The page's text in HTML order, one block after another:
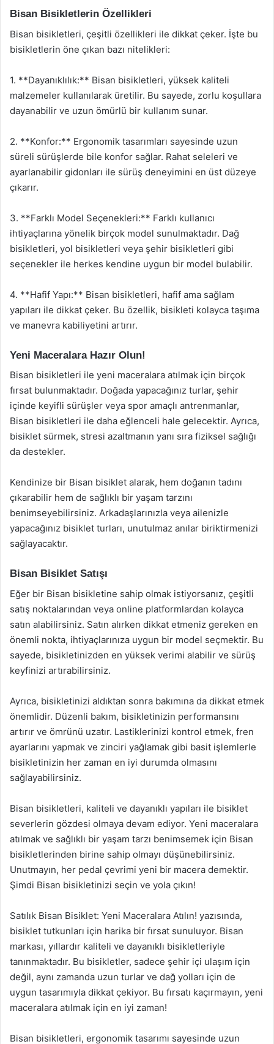
Bisan Bisikletlerin Özellikleri
Bisan bisikletleri, çeşitli özellikleri ile dikkat çeker. İşte bu
bisikletlerin öne çıkan bazı nitelikleri:
1. **Dayanıklılık:** Bisan bisikletleri, yüksek kaliteli
malzemeler kullanılarak üretilir. Bu sayede, zorlu koşullara
dayanabilir ve uzun ömürlü bir kullanım sunar.
2. **Konfor:** Ergonomik tasarımları sayesinde uzun
süreli sürüşlerde bile konfor sağlar. Rahat seleleri ve
ayarlanabilir gidonları ile sürüş deneyimini en üst düzeye
çıkarır.
3. **Farklı Model Seçenekleri:** Farklı kullanıcı
ihtiyaçlarına yönelik birçok model sunulmaktadır. Dağ
bisikletleri, yol bisikletleri veya şehir bisikletleri gibi
seçenekler ile herkes kendine uygun bir model bulabilir.
4. **Hafif Yapı:** Bisan bisikletleri, hafif ama sağlam
yapıları ile dikkat çeker. Bu özellik, bisikleti kolayca taşıma
ve manevra kabiliyetini artırır.
Yeni Maceralara Hazır Olun!
Bisan bisikletleri ile yeni maceralara atılmak için birçok
fırsat bulunmaktadır. Doğada yapacağınız turlar, şehir
içinde keyifli sürüşler veya spor amaçlı antrenmanlar,
Bisan bisikletleri ile daha eğlenceli hale gelecektir. Ayrıca,
bisiklet sürmek, stresi azaltmanın yanı sıra fiziksel sağlığı
da destekler.
Kendinize bir Bisan bisiklet alarak, hem doğanın tadını
çıkarabilir hem de sağlıklı bir yaşam tarzını
benimseyebilirsiniz. Arkadaşlarınızla veya ailenizle
yapacağınız bisiklet turları, unutulmaz anılar biriktirmenizi
sağlayacaktır.
Bisan Bisiklet Satışı
Eğer bir Bisan bisikletine sahip olmak istiyorsanız, çeşitli
satış noktalarından veya online platformlardan kolayca
satın alabilirsiniz. Satın alırken dikkat etmeniz gereken en
önemli nokta, ihtiyaçlarınıza uygun bir model seçmektir. Bu
sayede, bisikletinizden en yüksek verimi alabilir ve sürüş
keyfinizi artırabilirsiniz.
Ayrıca, bisikletinizi aldıktan sonra bakımına da dikkat etmek
önemlidir. Düzenli bakım, bisikletinizin performansını
artırır ve ömrünü uzatır. Lastiklerinizi kontrol etmek, fren
ayarlarını yapmak ve zinciri yağlamak gibi basit işlemlerle
bisikletinizin her zaman en iyi durumda olmasını
sağlayabilirsiniz.
Bisan bisikletleri, kaliteli ve dayanıklı yapıları ile bisiklet
severlerin gözdesi olmaya devam ediyor. Yeni maceralara
atılmak ve sağlıklı bir yaşam tarzı benimsemek için Bisan
bisikletlerinden birine sahip olmayı düşünebilirsiniz.
Unutmayın, her pedal çevrimi yeni bir macera demektir.
Şimdi Bisan bisikletinizi seçin ve yola çıkın!
Satılık Bisan Bisiklet: Yeni Maceralara Atılın! yazısında,
bisiklet tutkunları için harika bir fırsat sunuluyor. Bisan
markası, yıllardır kaliteli ve dayanıklı bisikletleriyle
tanınmaktadır. Bu bisikletler, sadece şehir içi ulaşım için
değil, aynı zamanda uzun turlar ve dağ yolları için de
uygun tasarımıyla dikkat çekiyor. Bu fırsatı kaçırmayın, yeni
maceralara atılmak için en iyi zaman!
Bisan bisikletleri, ergonomik tasarımı sayesinde uzun